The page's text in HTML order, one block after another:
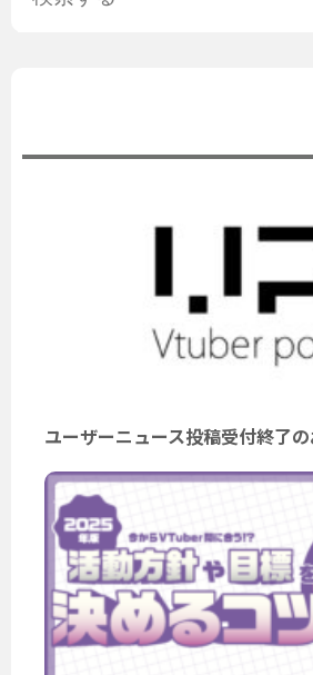
ユーザーニュース投稿受付終了